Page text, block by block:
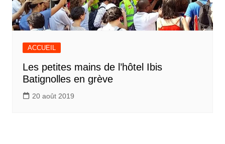
ACCUEIL
Les petites mains de l’hôtel Ibis
Batignolles en grève
20 août 2019